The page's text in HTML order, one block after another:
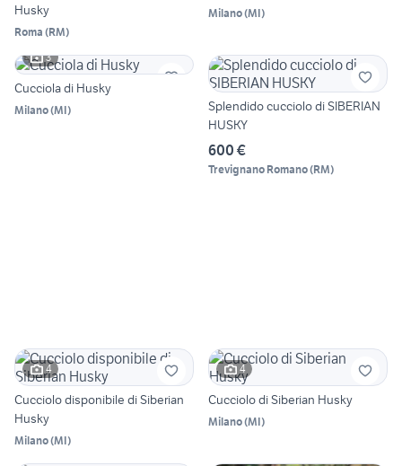
Husky
Roma (RM)
Milano(MI)
3
Cucciola di Husky
Milano(MI)
Splendido cucciolo di SIBERIAN
HUSKY
600 €
Trevignano Romano(RM)
4
Cucciolo disponibile di Siberian
Husky
Milano(MI)
4
Cucciolo di Siberian Husky
Milano(MI)